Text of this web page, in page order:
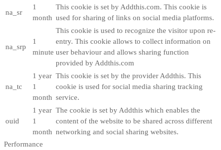
na_sr
1
month
This cookie is set by Addthis.com. This cookie is
used for sharing of links on social media platforms.
na_srp
1
minute
This cookie is used to recognize the visitor upon re-
entry. This cookie allows to collect information on
user behaviour and allows sharing function
provided by Addthis.com
na_tc
1 year
1
month
This cookie is set by the provider Addthis. This
cookie is used for social media sharing tracking
service.
ouid
1 year
1
month
The cookie is set by Addthis which enables the
content of the website to be shared across different
networking and social sharing websites.
Performance